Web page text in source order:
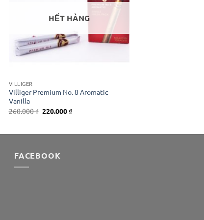
HẾT HÀNG
VILLIGER
Villiger Premium No. 8 Aromatic
Vanilla
260.000₫ Giá
220.000₫Giá
FACEBOOK